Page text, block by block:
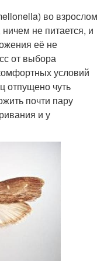
во взрослом
не питается, и
её не
от выбора
условий
отпущено чуть
почти пару
и у